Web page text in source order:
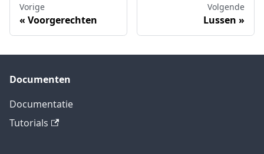
Vorige
Voorgerechten
Volgende
Lussen
Documenten
Documentatie
Tutorials